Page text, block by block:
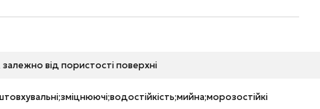
від пористості поверхні